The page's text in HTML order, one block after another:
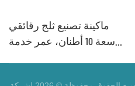
ماكينة تصنيع ثلج رقائقي
سعة 10 أطنان، عمر خدمة